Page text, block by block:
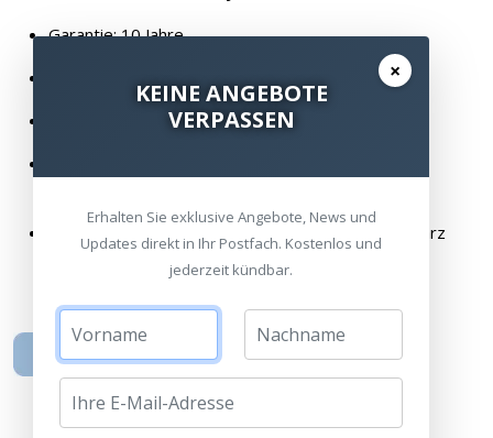
Garantie: 10 Jahre
Echtholzfurnier
Standard Ausführungen
: weiß Hochglanz, schwarz
Hochglanz, Kirsche Echtholzfurnier, Eiche-Natur
Echtholzfurnier, Eiche-Choco Echtholzfurnier
×
KEINE ANGEBOTE
VERPASSEN
Erhalten Sie exklusive Angebote, News und
Updates direkt in Ihr Postfach. Kostenlos und
jederzeit kündbar.